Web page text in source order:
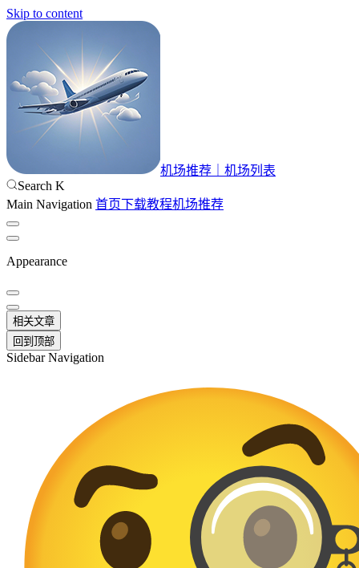
Skip to content
机场推荐｜机场列表
Search K
Main Navigation 首页下载教程机场推荐
Appearance
相关文章
回到顶部
Sidebar Navigation